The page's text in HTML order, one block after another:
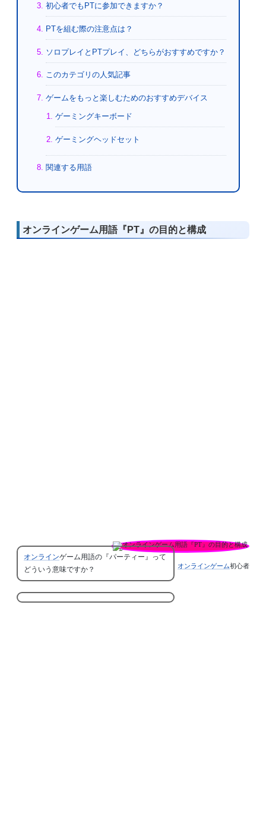
初心者でもPTに参加できますか？
PTを組む際の注意点は？
ソロプレイとPTプレイ、どちらがおすすめですか？
このカテゴリの人気記事
ゲームをもっと楽しむためのおすすめデバイス
ゲーミングキーボード
ゲーミングヘッドセット
関連する用語
オンラインゲーム用語『PT』の目的と構成
オンラインゲーム初心者
オンラインゲーム用語の『パーティー』って
どういう意味ですか？